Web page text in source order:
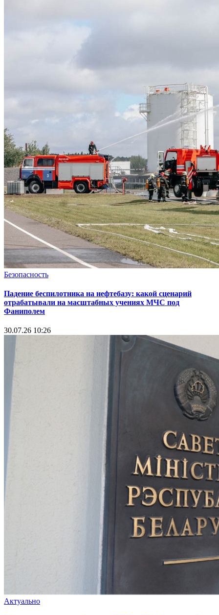
Безопасность
Падение беспилотника на нефтебазу: какой сценарий
отрабатывали на масштабных учениях МЧС под
Фаниполем
30.07.26 10:26
Актуально